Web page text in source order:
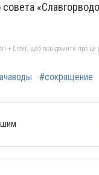
+ Enter, щоб повідомити про це
#сокращение